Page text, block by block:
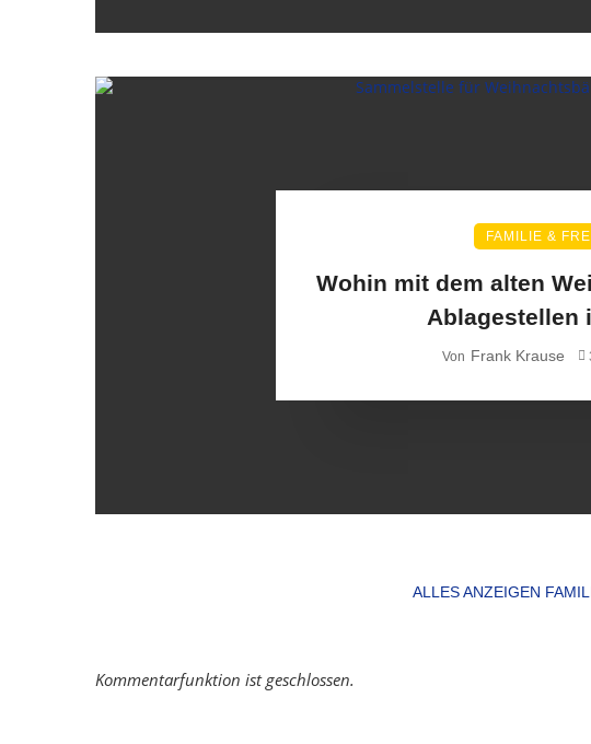
FAMILIE &
Wohin mit dem alten
Ablagestellen
Von Frank Krause
ALLES ANZEIGEN
Kommentarfunktion ist geschlossen.